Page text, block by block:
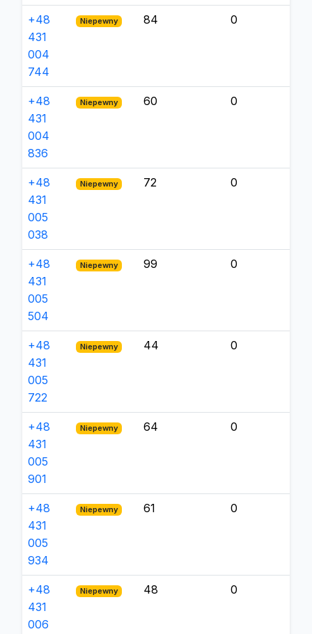
+48
431
004
744
Niepewny 84 0
+48
431
004
836
Niepewny 60 0
+48
431
005
038
Niepewny 72 0
+48
431
005
504
Niepewny 99 0
+48
431
005
722
Niepewny 44 0
+48
431
005
901
Niepewny 64 0
+48
431
005
934
Niepewny 61 0
+48
431
006
Niepewny 48 0